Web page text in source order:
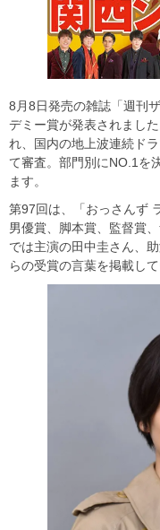
8月8日発売の雑誌「週刊
デミー賞が発表されまし
れ、国内の地上波連続ド
て審査。部門別にNO.1を
ます。
第97回は、「おっさんず
男優賞、脚本賞、監督賞
では主演の田中圭さん、
らの受賞の言葉を掲載して